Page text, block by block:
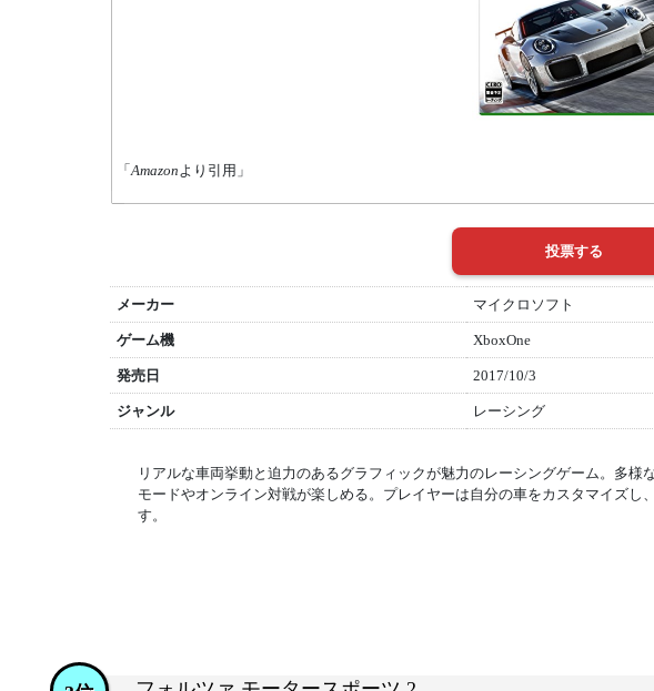
「Amazonより引用」
メーカー マイクロソフト
ゲーム機 XboxOne
発売日 2017/10/3
ジャンル レーシング
リアルな車両挙動と迫力のあるグラフィックが魅力のレーシングゲーム。多
モードやオンライン対戦が楽しめる。プレイヤーは自分の車をカスタマイズし
す。